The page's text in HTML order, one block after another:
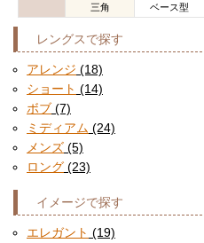
三角 ベース型
レングスで探す
アレンジ (18)
ショート (14)
ボブ (7)
ミディアム (24)
メンズ (5)
ロング (23)
イメージで探す
エレガント (19)